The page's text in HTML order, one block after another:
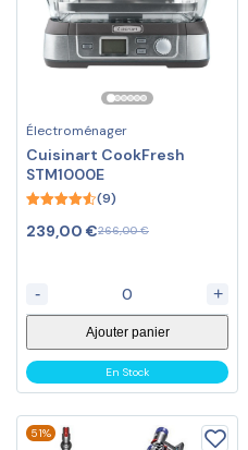
Électroménager
Cuisinart CookFresh
STM1000E
out of 5
(9)
266,00€
239,00 €
- +
Ajouter panier
En Stock
51%